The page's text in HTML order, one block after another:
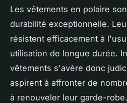
Les vêtements en polaire
durabilité exceptionnelle.
résistent efficacement à
utilisation de longue durée.
vêtements s'avère donc
aspirent à affronter de
à renouveler leur garde-robe.